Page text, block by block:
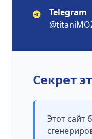
Telegram
Секрет
Этот сайт